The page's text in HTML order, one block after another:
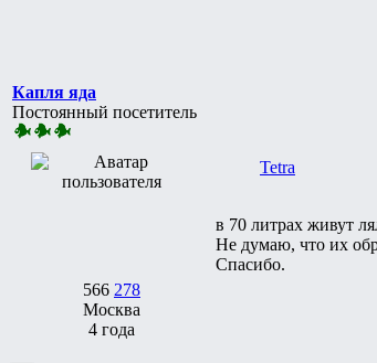
Капля яда
Постоянный посетитель
566 278
Москва
4 года
Tetra
в 70 литрах живут
Не думаю, что их
Спасибо.